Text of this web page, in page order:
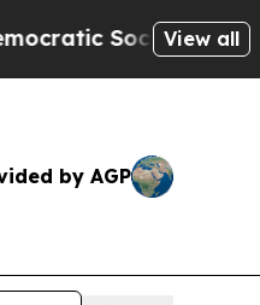
of America
View all
by AGP